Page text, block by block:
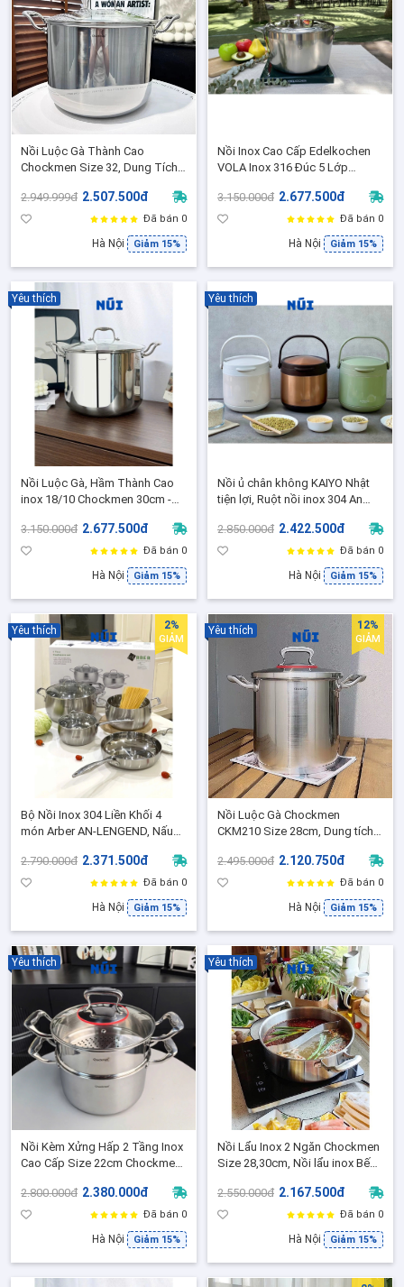
Nồi Luộc Gà Thành Cao
Chockmen Size 32, Dung Tích
liền-C258
2.949.999đ 2.507.500đ
Đã bán 0
Hà Nội Giảm 15%
Nồi Inox Cao Cấp Edelkochen
VOLA Inox 316 Đúc 5 Lớp
Satin, Nấu Ăn Ngon, Không Oxy
Hóa
3.150.000đ 2.677.500đ
Đã bán 0
Hà Nội Giảm 15%
Nồi Luộc Gà, Hầm Thành Cao
inox 18/10 Chockmen 30cm -
3.150.000đ 2.677.500đ
Đã bán 0
Hà Nội Giảm 15%
Yêu thích
Nồi ủ chân không KAIYO Nhật
tiện lợi, Ruột nồi inox 304 An
hãng
2.850.000đ 2.422.500đ
Đã bán 0
Hà Nội Giảm 15%
Yêu thích
Bộ Nồi Inox 304 Liền Khối 4
món Arber AN-LENGEND, Nấu
bếp
2.790.000đ 2.371.500đ
Đã bán 0
Hà Nội Giảm 15%
Yêu thích 2%
GIẢM
Nồi Luộc Gà Chockmen
CKM210 Size 28cm, Dung tích
18/10 Dùng cho Bếp Từ và các
loại bếp
2.495.000đ 2.120.750đ
Đã bán 0
Hà Nội Giảm 15%
Yêu thích 12%
GIẢM
Nồi Kèm Xửng Hấp 2 Tầng Inox
Cao Cấp Size 22cm Chockmen
Ninh Hầm
2.800.000đ 2.380.000đ
Đã bán 0
Hà Nội Giảm 15%
Yêu thích
Nồi Lẩu Inox 2 Ngăn Chockmen
Size 28,30cm, Nồi lẩu inox Bếp
2.550.000đ 2.167.500đ
Đã bán 0
Hà Nội Giảm 15%
Yêu thích